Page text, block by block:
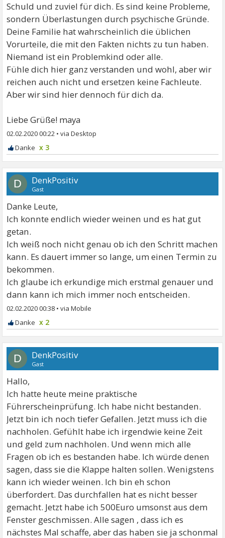
Schuld und zuviel für dich. Es sind keine Probleme,
sondern Überlastungen durch psychische Gründe.
Deine Familie hat wahrscheinlich die üblichen
Vorurteile, die mit den Fakten nichts zu tun haben.
Niemand ist ein Problemkind oder alle.
Fühle dich hier ganz verstanden und wohl, aber wir
reichen auch nicht und ersetzen keine Fachleute.
Aber wir sind hier dennoch für dich da.
Liebe Grüße! maya
02.02.2020 00:22 •
x 3
D DenkPositiv
Gast
Danke Leute,
Ich konnte endlich wieder weinen und es hat gut
getan.
Ich weiß noch nicht genau ob ich den Schritt machen
kann. Es dauert immer so lange, um einen Termin zu
bekommen.
Ich glaube ich erkundige mich erstmal genauer und
dann kann ich mich immer noch entscheiden.
02.02.2020 00:38 •
x 2
D DenkPositiv
Gast
Hallo,
Ich hatte heute meine praktische
Führerscheinprüfung. Ich habe nicht bestanden.
Jetzt bin ich noch tiefer Gefallen. Jetzt muss ich die
nachholen. Gefühlt habe ich irgendwie keine Zeit
und geld zum nachholen. Und wenn mich alle
Fragen ob ich es bestanden habe. Ich würde denen
sagen, dass sie die Klappe halten sollen. Wenigstens
kann ich wieder weinen. Ich bin eh schon
überfordert. Das durchfallen hat es nicht besser
gemacht. Jetzt habe ich 500Euro umsonst aus dem
Fenster geschmissen. Alle sagen , dass ich es
nächstes Mal schaffe, aber das haben sie ja schonmal